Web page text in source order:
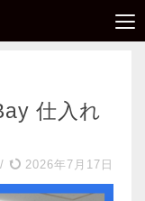
仕入れ
/ 2026年7月17日